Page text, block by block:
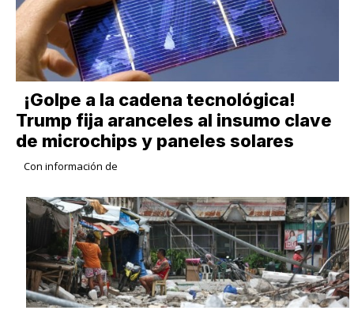
¡Golpe a la cadena tecnológica!
Trump fija aranceles al insumo clave
de microchips y paneles solares
Con información de